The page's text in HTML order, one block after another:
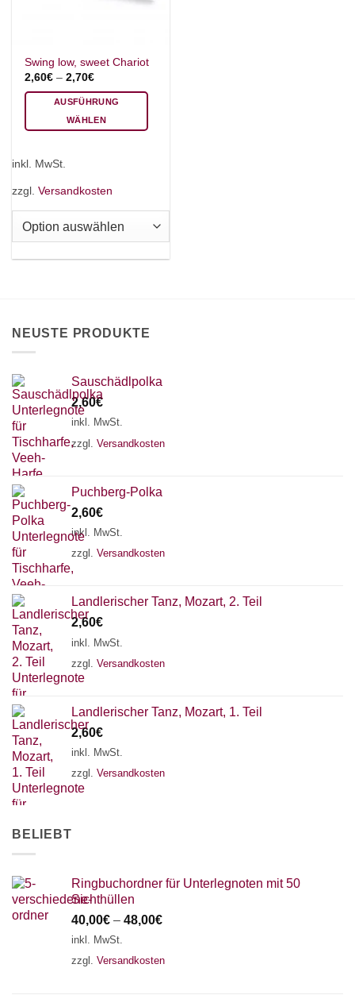
Swing low, sweet Chariot
2,60€ –2,70€
AUSFÜHRUNG
WÄHLEN
weist
mehrere
auf.
gewählt
werden
inkl. MwSt.
zzgl. Versandkosten
NEUSTE PRODUKTE
Sauschädlpolka
2,60€
inkl. MwSt.
zzgl. Versandkosten
Puchberg-Polka
2,60€
inkl. MwSt.
zzgl. Versandkosten
Landlerischer Tanz, Mozart, 2. Teil
2,60€
inkl. MwSt.
zzgl. Versandkosten
Landlerischer Tanz, Mozart, 1. Teil
2,60€
inkl. MwSt.
zzgl. Versandkosten
BELIEBT
Ringbuchordner für Unterlegnoten mit 50
Sichthüllen
40,00€ – 48,00€
inkl. MwSt.
zzgl. Versandkosten
Chat Support
18 SAITEN 21 SAITEN